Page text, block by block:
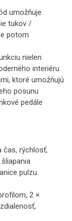
umožňuje
tukov /
potom
nielen
interiéru.
ktoré umožňujú
posunu
pedále
čas, rýchlosť,
pulzu.
2 ×